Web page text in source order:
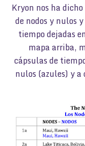
Kryon nos ha
de nodos y nulos
tiempo dejadas
mapa arriba,
cápsulas de
nulos (azules) y